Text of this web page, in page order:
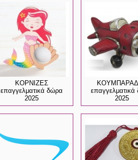
ΚΟΡΝΙΖΕΣ
επαγγελματικά δώρα
2025
2025